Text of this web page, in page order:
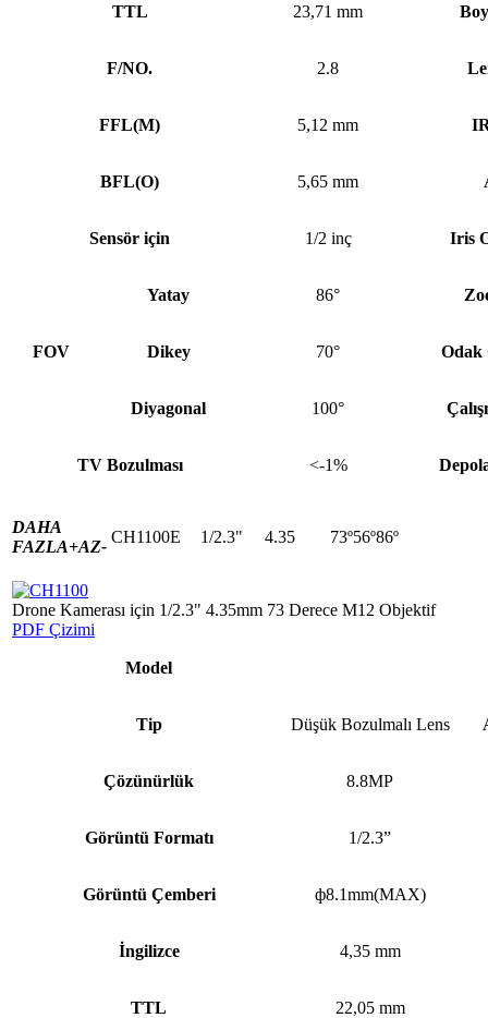
TTL 23,71 mm
F/NO. 2.8
FFL(M) 5,12 mm
BFL(O) 5,65 mm
Sensör için 1/2 inç Iris
FOV
Yatay 86°
Dikey 70° Odak
Diyagonal 100°
TV Bozulması <-1%
DAHA
FAZLA+AZ-
CH1100E 1/2.3" 4.35 73º56º86º
Drone Kamerası için 1/2.3" 4.35mm 73 Derece M12 Objektif
PDF Çizimi
Model
Tip Düşük Bozulmalı Lens
Çözünürlük 8.8MP
Görüntü Formatı 1/2.3”
Görüntü Çemberi ф8.1mm(MAX)
İngilizce 4,35 mm
TTL 22,05 mm